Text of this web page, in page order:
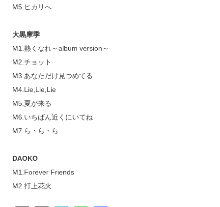
M5.ヒカリへ
大黒摩季
M1.熱くなれ～album version～
M2.チョット
M3.あなただけ見つめてる
M4.Lie,Lie,Lie
M5.夏が来る
M6.いちばん近くにいてね
M7.ら・ら・ら
DAOKO
M1.Forever Friends
M2.打上花火